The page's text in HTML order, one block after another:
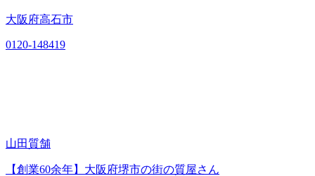
大阪府高石市
0120-148419
山田質舗
【創業60余年】大阪府堺市の街の質屋さん